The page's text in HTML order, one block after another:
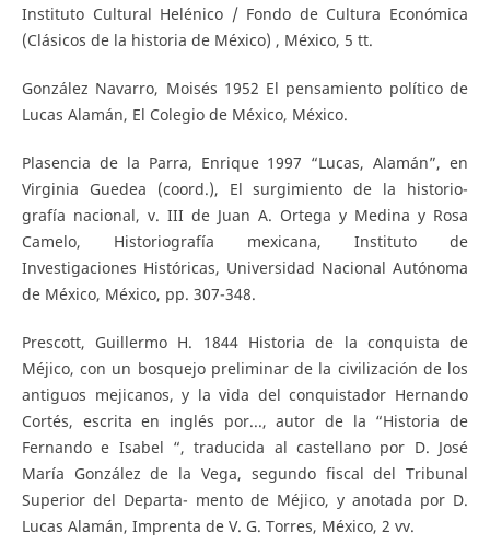
Instituto Cultural Helénico / Fondo de Cultura Económica
(Clásicos de la historia de México) , México, 5 tt.
González Navarro, Moisés 1952 El pensamiento político de
Lucas Alamán, El Colegio de México, México.
Plasencia de la Parra, Enrique 1997 “Lucas, Alamán”, en
Virginia Guedea (coord.), El surgimiento de la historio-
grafía nacional, v. III de Juan A. Ortega y Medina y Rosa
Camelo, Historiografía mexicana, Instituto de
Investigaciones Históricas, Universidad Nacional Autónoma
de México, México, pp. 307-348.
Prescott, Guillermo H. 1844 Historia de la conquista de
Méjico, con un bosquejo preliminar de la civilización de los
antiguos mejicanos, y la vida del conquistador Hernando
Cortés, escrita en inglés por..., autor de la “Historia de
Fernando e Isabel “, traducida al castellano por D. José
María González de la Vega, segundo fiscal del Tribunal
Superior del Departa- mento de Méjico, y anotada por D.
Lucas Alamán, Imprenta de V. G. Torres, México, 2 vv.